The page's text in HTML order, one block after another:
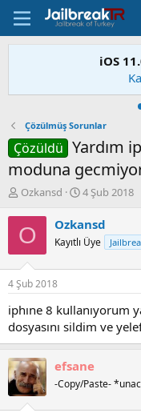
iOS
Çözülmüş Sorunlar
Çözüldü Yardım
moduna
K
n
u
a
h
i
b
Ozkansd
B
ş
a
ı
ç
t
a
i
h
4 Şub 2018
O Ozkansd
Kayıtlı Üye
4 Şub 2018
iphıne 8 kullanıyorum
dosyasını sildim ve
efsane
-Copy/Paste-